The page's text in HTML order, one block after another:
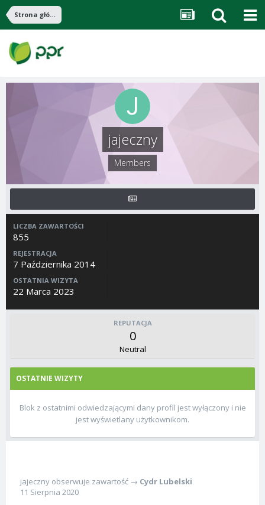
Strona główna
jajeczny
Members
LICZBA ZAWARTOŚCI
855
REJESTRACJA
7 Października 2014
OSTATNIA WIZYTA
22 Marca 2023
REPUTACJA
0
Neutral
OSTATNIE WIZYTY
Blok z ostatnimi odwiedzającymi dany profil jest wyłączony i nie
jest wyświetlany użytkownikom.
jajeczny obserwuje zawartość → Cydr Lubelski
11 Sierpnia 2020